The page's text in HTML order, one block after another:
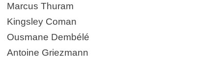
Marcus Thuram
Kingsley Coman
Ousmane Dembélé
Antoine Griezmann